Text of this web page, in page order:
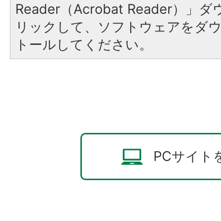
Reader（Acrobat Reader）」ダ
リックして、ソフトウェアをダ
トールしてください。
PCサイト